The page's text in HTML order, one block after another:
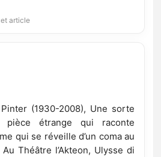
article
(1930-2008), Une sorte
pièce étrange qui raconte
qui se réveille d’un coma au
Théâtre l’Akteon, Ulysse di